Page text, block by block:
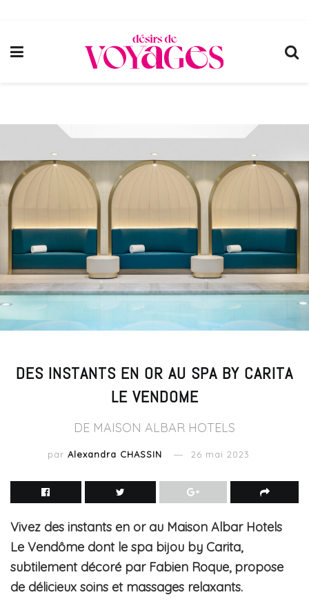
DES INSTANTS EN OR AU SPA BY CARITA
LE VENDOME
DE MAISON ALBAR HOTELS
par Alexandra CHASSIN 26 mai 2023
Vivez des instants en or au Maison Albar Hotels
Le Vendôme dont le spa bijou by Carita,
subtilement décoré par Fabien Roque, propose
de délicieux soins et massages relaxants.